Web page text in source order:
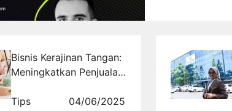
Bisnis Kerajinan Tangan:
Meningkatkan Penjualan
Tips
04/06/2025